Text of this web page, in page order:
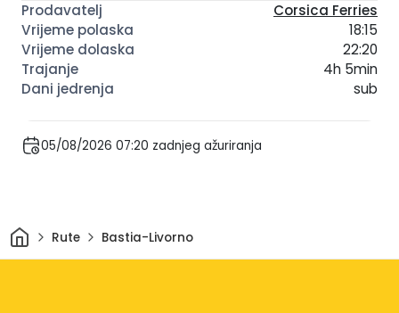
Corsica Ferries
18:15
22:20
4h 5min
sub
05/08/2026 07:20 zadnjeg ažuriranja
DomRute Bastia-Livorno